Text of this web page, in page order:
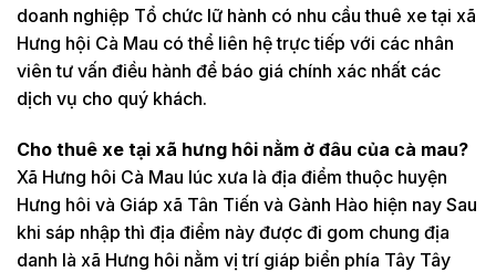
doanh nghiệp Tổ chức lữ hành có nhu cầu thuê xe tại xã
Hưng hội Cà Mau có thể liên hệ trực tiếp với các nhân
viên tư vấn điều hành để báo giá chính xác nhất các
dịch vụ cho quý khách.
Cho thuê xe tại xã hưng hôi nằm ở đâu của cà mau?
Xã Hưng hôi Cà Mau lúc xưa là địa điểm thuộc huyện
Hưng hôi và Giáp xã Tân Tiến và Gành Hào hiện nay Sau
khi sáp nhập thì địa điểm này được đi gom chung địa
danh là xã Hưng hôi nằm vị trí giáp biển phía Tây Tây